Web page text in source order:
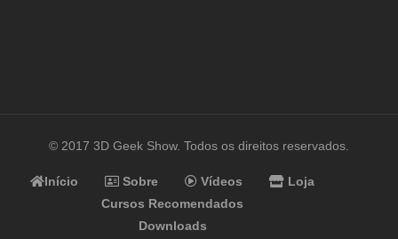
© 2017 3D Geek Show. Todos os direitos reservados.
Início Sobre Vídeos
Loja
Cursos Recomendados
Downloads